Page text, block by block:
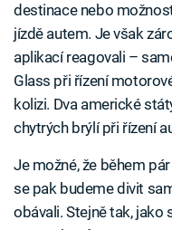
destinace nebo
jízdě autem. Je však
aplikací reagovali –
Glass při řízení
kolizi. Dva americké
chytrých brýlí při řízení
Je možné, že během
se pak budeme divit
obávali. Stejně tak, jako